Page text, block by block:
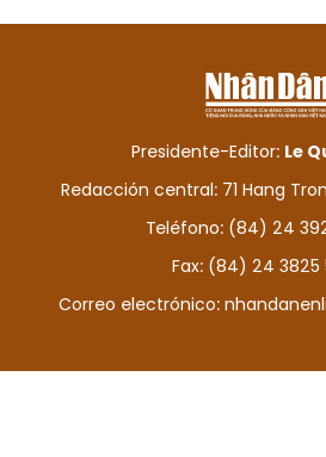
Presidente-Editor: Le
Redacción central: 71 Hang
Teléfono: (84) 24
Fax: (84) 24 3825
Correo electrónico: